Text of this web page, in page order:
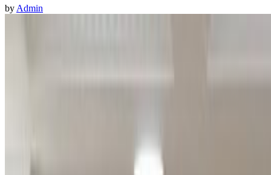
byAdmin